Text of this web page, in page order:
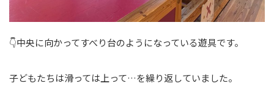
👇中央に向かってすべり台のようになっている遊具です。
子どもたちは滑っては上って…を繰り返していました。